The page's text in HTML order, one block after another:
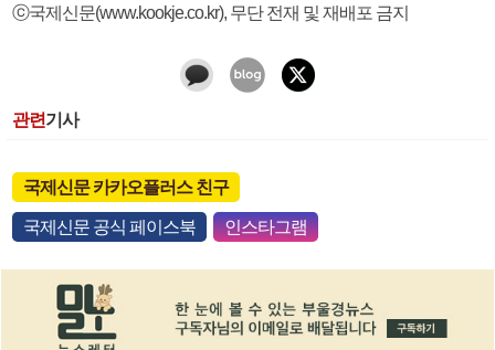
ⓒ국제신문(www.kookje.co.kr), 무단 전재 및 재배포 금지
관련기사
국제신문 카카오플러스 친구
국제신문 공식 페이스북 인스타그램